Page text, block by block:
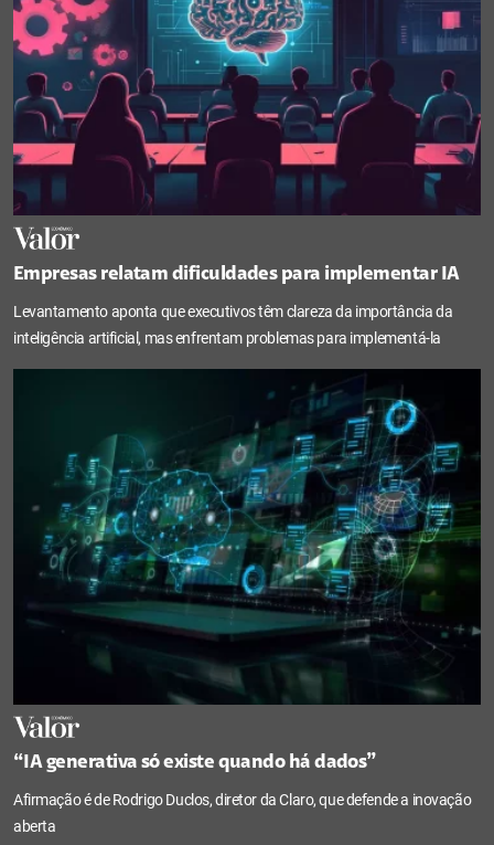
Empresas relatam dificuldades para implementar IA
Levantamento aponta que executivos têm clareza da importância da
inteligência artificial, mas enfrentam problemas para implementá-la
“IA generativa só existe quando há dados”
Afirmação é de Rodrigo Duclos, diretor da Claro, que defende a inovação
aberta